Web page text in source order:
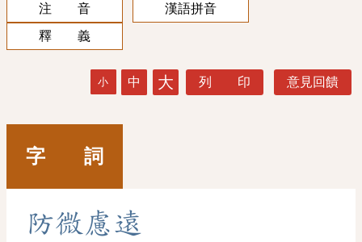
注 音
漢語拼音
釋 義
小 中 大 列 印 意見回饋
字 詞
防微 慮 遠